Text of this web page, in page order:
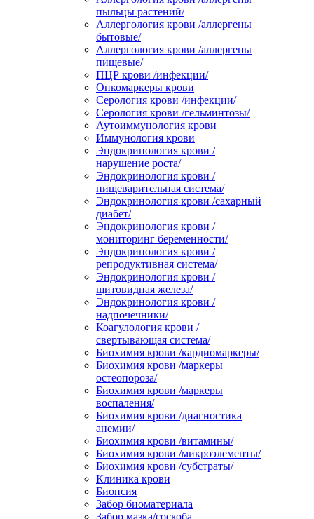
пыльцы растений/
Аллергология крови /аллергены
бытовые/
Аллергология крови /аллергены
пищевые/
ПЦР крови /инфекции/
Онкомаркеры крови
Серология крови /инфекции/
Серология крови /гельминтозы/
Аутоиммунология крови
Иммунология крови
Эндокринология крови /
нарушение роста/
Эндокринология крови /
пищеварительная система/
Эндокринология крови /сахарный
диабет/
Эндокринология крови /
мониторинг беременности/
Эндокринология крови /
репродуктивная система/
Эндокринология крови /
щитовидная железа/
Эндокринология крови /
надпочечники/
Коагулология крови /
свертывающая система/
Биохимия крови /кардиомаркеры/
Биохимия крови /маркеры
остеопороза/
Биохимия крови /маркеры
воспаления/
Биохимия крови /диагностика
анемии/
Биохимия крови /витамины/
Биохимия крови /микроэлементы/
Биохимия крови /субстраты/
Клиника крови
Биопсия
Забор биоматериала
Забор мазка/соскоба